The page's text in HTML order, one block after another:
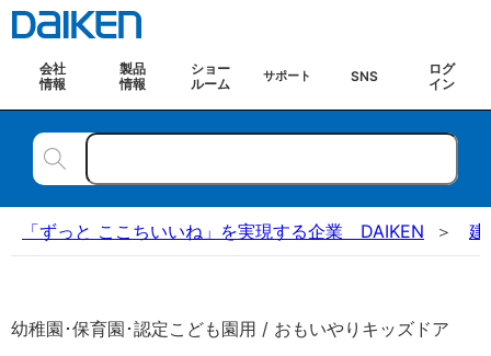
会社
情報
製品
情報
ショー
ルーム
サポート SNS
ログ
イン
「ずっと ここちいいね」を実現する企業 DAIKEN 建
幼稚園･保育園･認定こども園用 / おもいやりキッズドア